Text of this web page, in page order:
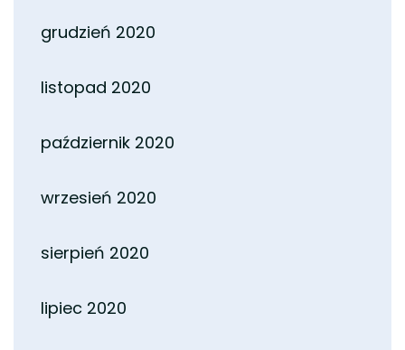
grudzień 2020
listopad 2020
październik 2020
wrzesień 2020
sierpień 2020
lipiec 2020